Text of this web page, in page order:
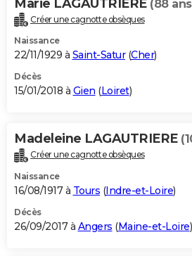
Marie LAGAUTRIERE (88
Créer une cagnotte obsèques
Naissance
22/11/1929 à Saint-Satur(Cher)
Décès
15/01/2018 à Gien (Loiret)
Madeleine LAGAUTRIERE
Créer une cagnotte obsèques
Naissance
16/08/1917 à Tours (Indre-et-Loire)
Décès
26/09/2017 à Angers (Maine-et-Loire)